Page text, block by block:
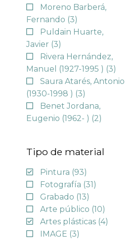
Moreno Barberá,
Fernando (3)
Puldain Huarte,
Javier (3)
Rivera Hernández,
Manuel (1927-1995 ) (3)
Saura Atarés, Antonio
(1930-1998 ) (3)
Benet Jordana,
Eugenio (1962- ) (2)
Tipo de material
Pintura (93)
Fotografía (31)
Grabado (13)
Arte público (10)
Artes plásticas (4)
IMAGE (3)